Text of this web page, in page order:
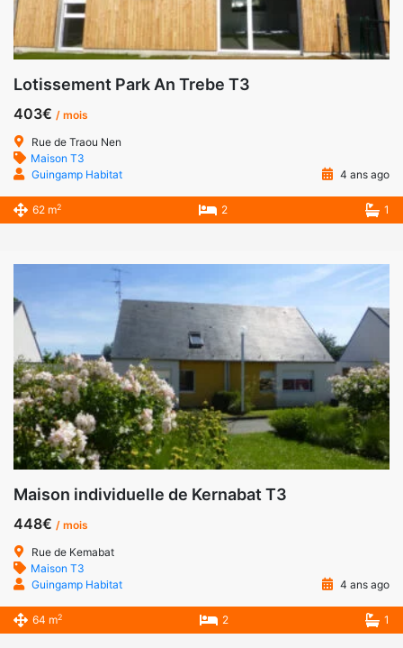
Lotissement Park An Trebe T3
403€ / mois
Rue de Traou Nen
Maison T3
Guingamp Habitat
4 ans ago
62 m2 2 1
Maison individuelle de Kernabat T3
448€ / mois
Rue de Kemabat
Maison T3
Guingamp Habitat
4 ans ago
64 m2 2 1